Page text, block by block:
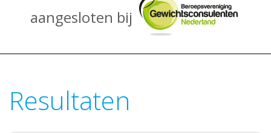
aangesloten bij
Resultaten